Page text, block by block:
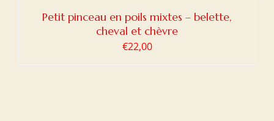
Petit pinceau en poils mixtes – belette,
cheval et chèvre
€22,00